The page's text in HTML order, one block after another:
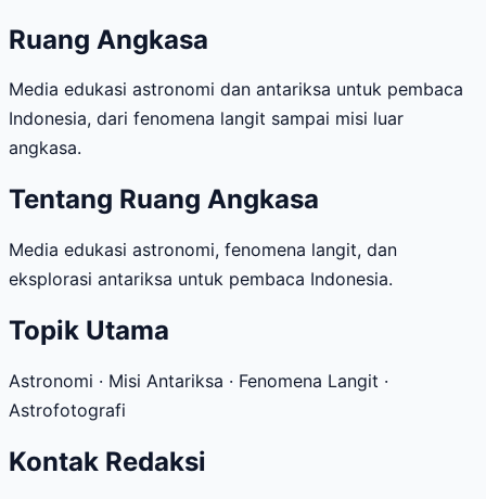
Ruang Angkasa
Media edukasi astronomi dan antariksa untuk pembaca
Indonesia, dari fenomena langit sampai misi luar
angkasa.
Tentang Ruang Angkasa
Media edukasi astronomi, fenomena langit, dan
eksplorasi antariksa untuk pembaca Indonesia.
Topik Utama
Astronomi · Misi Antariksa · Fenomena Langit ·
Astrofotografi
Kontak Redaksi